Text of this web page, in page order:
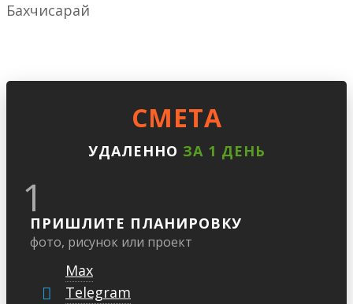
Бахчисарай
CМЕТА
УДАЛЕННО ЗА 1 ДЕНЬ
1
ПРИШЛИТЕ ПЛАНИРОВКУ
фото, рисунок или проект
Max
Telegram